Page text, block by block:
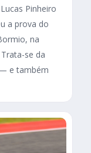
Pinheiro
a prova do
na
se da
e também